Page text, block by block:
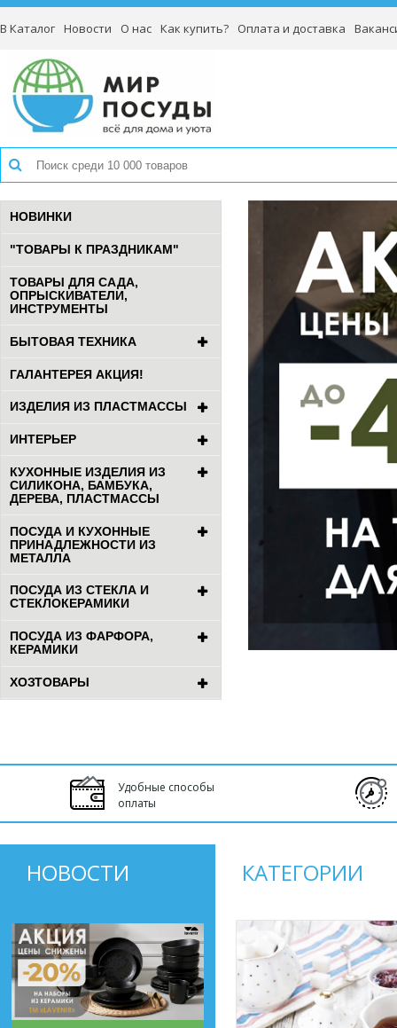
В Каталог Новости О нас Как купить? Оплата и доставка
НОВИНКИ
"ТОВАРЫ К ПРАЗДНИКАМ"
ТОВАРЫ ДЛЯ САДА,
ОПРЫСКИВАТЕЛИ,
ИНСТРУМЕНТЫ
БЫТОВАЯ ТЕХНИКА
ГАЛАНТЕРЕЯ АКЦИЯ!
ИЗДЕЛИЯ ИЗ ПЛАСТМАССЫ
ИНТЕРЬЕР
КУХОННЫЕ ИЗДЕЛИЯ ИЗ
СИЛИКОНА, БАМБУКА,
ДЕРЕВА, ПЛАСТМАССЫ
ПОСУДА И КУХОННЫЕ
ПРИНАДЛЕЖНОСТИ ИЗ
МЕТАЛЛА
ПОСУДА ИЗ СТЕКЛА И
СТЕКЛОКЕРАМИКИ
ПОСУДА ИЗ ФАРФОРА,
КЕРАМИКИ
ХОЗТОВАРЫ
Удобные способы
оплаты
НОВОСТИ КАТЕГОРИИ